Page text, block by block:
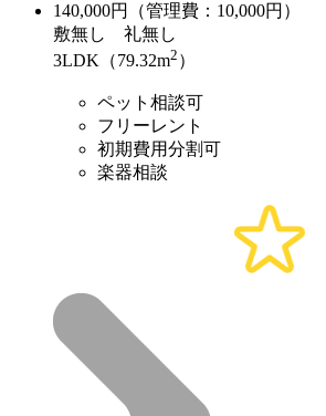
140,000円（管理費：10,000円）
敷無し 礼無し
3LDK（79.32m2 ）
ペット相談可
フリーレント
初期費用分割可
楽器相談